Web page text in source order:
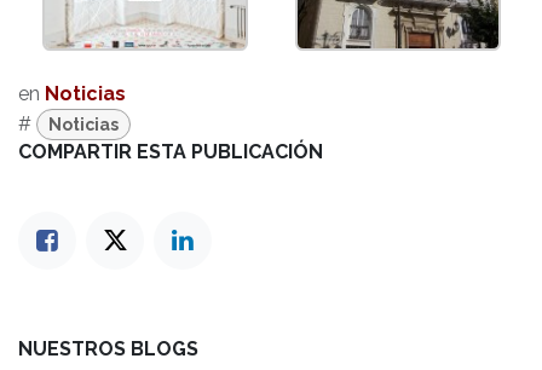
en Noticias
#
Noticias
COMPARTIR ESTA PUBLICACIÓN
NUESTROS BLOGS